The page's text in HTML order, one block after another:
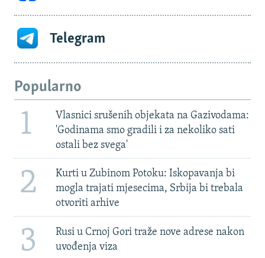
Telegram
Popularno
1
Vlasnici srušenih objekata na Gazivodama:
'Godinama smo gradili i za nekoliko sati
ostali bez svega'
2
Kurti u Zubinom Potoku: Iskopavanja bi
mogla trajati mjesecima, Srbija bi trebala
otvoriti arhive
3
Rusi u Crnoj Gori traže nove adrese nakon
uvođenja viza